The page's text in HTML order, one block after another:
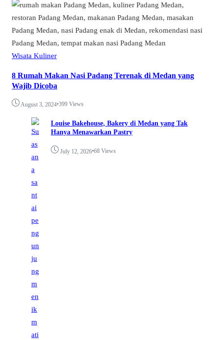
Wisata Kuliner
8 Rumah Makan Nasi Padang Terenak di Medan yang
Wajib Dicoba
August 3, 2024•399 Views
Louise Bakehouse, Bakery di Medan yang Tak
Hanya Menawarkan Pastry
July 12, 2026•68 Views